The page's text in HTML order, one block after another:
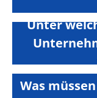
Unter
Was